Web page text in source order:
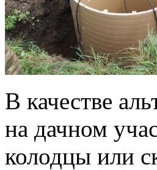
В качестве
на дачном
колодцы или